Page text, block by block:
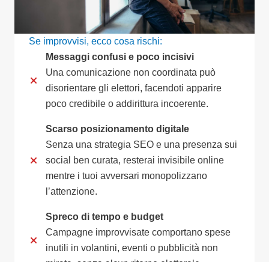
Se improvvisi, ecco cosa rischi:
Messaggi confusi e poco incisivi
Una comunicazione non coordinata può
disorientare gli elettori, facendoti apparire
poco credibile o addirittura incoerente.
Scarso posizionamento digitale
Senza una strategia SEO e una presenza sui
social ben curata, resterai invisibile online
mentre i tuoi avversari monopolizzano
l’attenzione.
Spreco di tempo e budget
Campagne improvvisate comportano spese
inutili in volantini, eventi o pubblicità non